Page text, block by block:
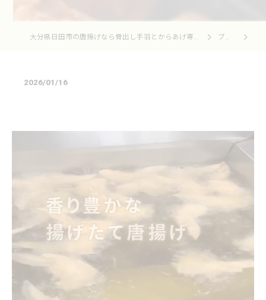
大分県日田市の唐揚げなら骨出し手羽とからあげ専門店 とりま ブログ
2026/01/16